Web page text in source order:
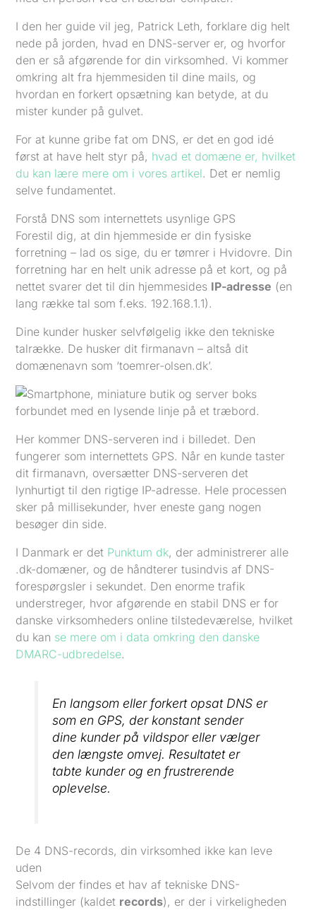
I den her guide vil jeg, Patrick Leth, forklare dig helt
nede på jorden, hvad en DNS-server er, og hvorfor
den er så afgørende for din virksomhed. Vi kommer
omkring alt fra hjemmesiden til dine mails, og
hvordan en forkert opsætning kan betyde, at du
mister kunder på gulvet.
For at kunne gribe fat om DNS, er det en god idé
først at have helt styr på, hvad et domæne er, hvilket
du kan lære mere om i vores artikel. Det er nemlig
selve fundamentet.
Forstå DNS som internettets usynlige GPS
Forestil dig, at din hjemmeside er din fysiske
forretning – lad os sige, du er tømrer i Hvidovre. Din
forretning har en helt unik adresse på et kort, og på
nettet svarer det til din hjemmesides IP-adresse (en
lang række tal som f.eks. 192.168.1.1).
Dine kunder husker selvfølgelig ikke den tekniske
talrække. De husker dit firmanavn – altså dit
domænenavn som ‘toemrer-olsen.dk’.
Her kommer DNS-serveren ind i billedet. Den
fungerer som internettets GPS. Når en kunde taster
dit firmanavn, oversætter DNS-serveren det
lynhurtigt til den rigtige IP-adresse. Hele processen
sker på millisekunder, hver eneste gang nogen
besøger din side.
I Danmark er det Punktum dk, der administrerer alle
.dk-domæner, og de håndterer tusindvis af DNS-
forespørgsler i sekundet. Den enorme trafik
understreger, hvor afgørende en stabil DNS er for
danske virksomheders online tilstedeværelse, hvilket
du kan se mere om i data omkring den danske
DMARC-udbredelse.
En langsom eller forkert opsat DNS er
som en GPS, der konstant sender
dine kunder på vildspor eller vælger
den længste omvej. Resultatet er
tabte kunder og en frustrerende
oplevelse.
De 4 DNS-records, din virksomhed ikke kan leve
uden
Selvom der findes et hav af tekniske DNS-
indstillinger (kaldet records), er der i virkeligheden